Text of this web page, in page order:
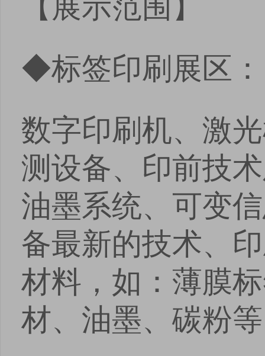
◆标签印刷展区：
数字印刷机、激
测设备、印前技
油墨系统、可变
备最新的技术、
材料，如：薄膜
材、油墨、碳粉